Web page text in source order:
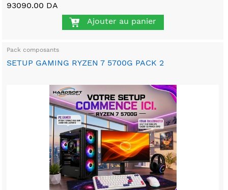
93090.00 DA
Ajouter au panier
Pack composants
SETUP GAMING RYZEN 7 5700G PACK 2